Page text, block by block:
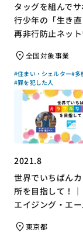
タッグを組んで
行少年の「生き
再非行防止ネッ
上チキさん【聞き
全国対象事業
#住まい・シェルター#多
#罪を犯した人
2021.8
世界でいちばん
所を目指して！｜
エイジング・エ
慶子さん【聞き手
東京都